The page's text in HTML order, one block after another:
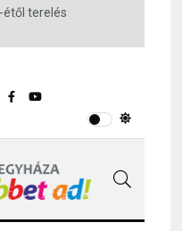
étől terelés